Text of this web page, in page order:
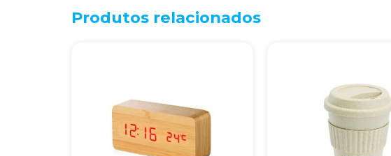
Produtos relacionados